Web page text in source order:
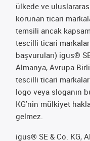
ülkede ve
korunan ticari
temsili ancak
tescilli ticari
başvuruları) igus®
Almanya, Avrupa
tescilli ticari
logo veya sloganın
KG'nin mülkiyet
gelmez.
igus® SE & Co. KG,